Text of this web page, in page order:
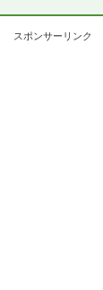
スポンサーリンク